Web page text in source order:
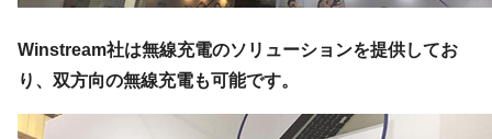
Winstream社は無線充電のソリューションを提供してお
り、双方向の無線充電も可能です。